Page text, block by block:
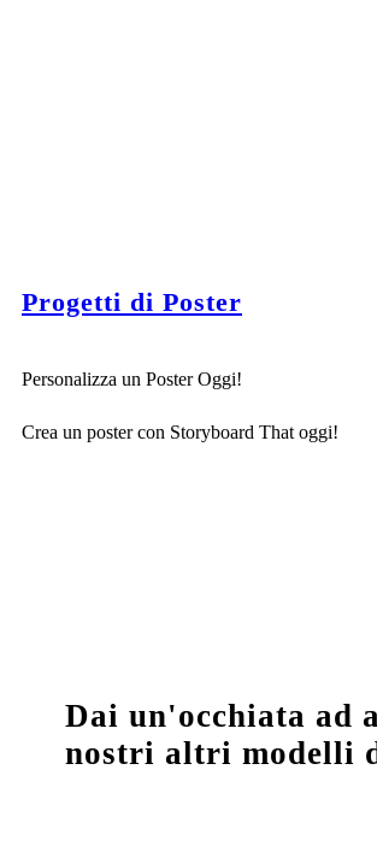
Progetti di Poster
Personalizza un Poster Oggi!
Crea un poster con Storyboard That oggi!
Dai un'occhiata ad
nostri altri modelli